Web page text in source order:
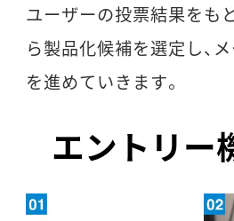
ユーザーの投票結果をも
ら製品化候補を選定し、
を進めていきます。
エントリー